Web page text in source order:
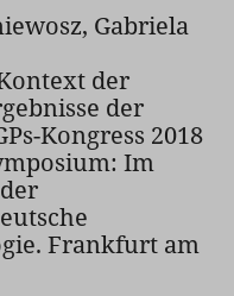
Gabriela
der
der
Kongress 2018
Im
Frankfurt am